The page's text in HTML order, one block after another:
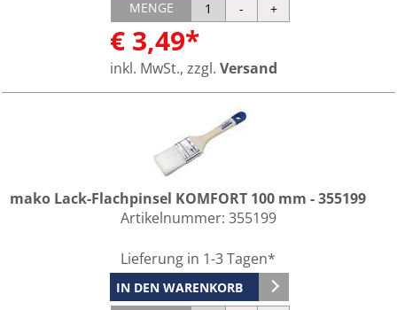
MENGE
€ 3,49*
inkl. MwSt., zzgl. Versand
mako Lack-Flachpinsel KOMFORT 100 mm - 355199
Artikelnummer: 355199
Lieferung in 1-3 Tagen*
IN DEN WARENKORB